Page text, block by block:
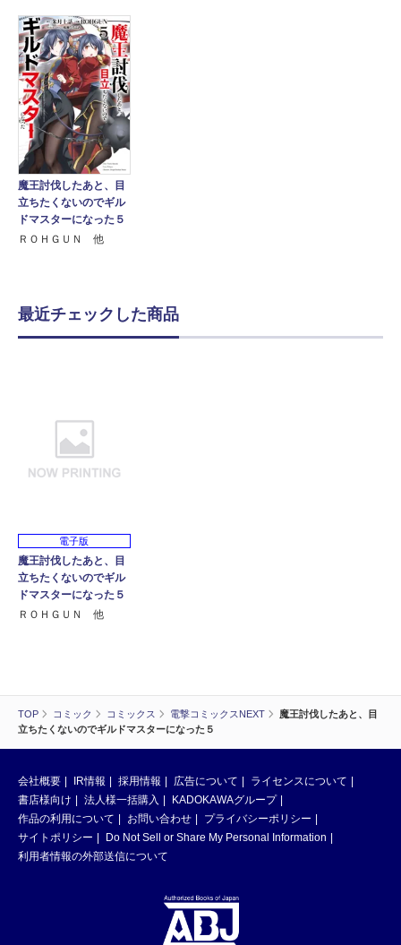
TOP コミック コミックス 電撃コミックスNEXT
魔王討伐したあと、目
立ちたくないのでギルドマスターになった５
魔王討伐したあと、目
立ちたくないのでギル
ドマスターになった５
ＲＯＨＧＵＮ 他
最近チェックした商品
電子版
魔王討伐したあと、目
立ちたくないのでギル
ドマスターになった５
ＲＯＨＧＵＮ 他
会社概要 IR情報 採用情報 広告について
ライセンスについて
書店様向け
法人様一括購入
KADOKAWAグループ
作品の利用について
お問い合わせ
プライバシーポリシー
サイトポリシー
Do Not Sell or Share My Personal Information
利用者情報の外部送信について